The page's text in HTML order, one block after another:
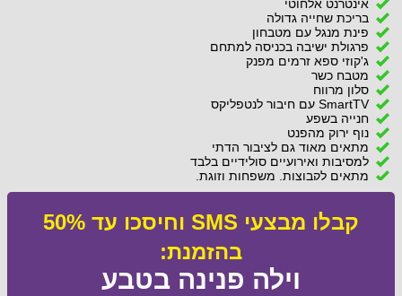
אינטרנט אלחוטי
בריכת שחייה גדולה
פינת מנגל עם מטבחון
פרגולת ישיבה בכניסה למתחם
ג'קוזי ספא זרמים מפנק
מטבח כשר
סלון מרווח
SmartTV עם חיבור לנטפליקס
חנייה בשפע
נוף ירוק מהפנט
מתאים מאוד גם לציבור הדתי
למסיבות ואירועיים סולידיים בלבד
מתאים לקבוצות, משפחות וזוגת.
קבלו מבצעי SMS וחיסכו עד 50%
בהזמנת:
וילה פנינה בטבע